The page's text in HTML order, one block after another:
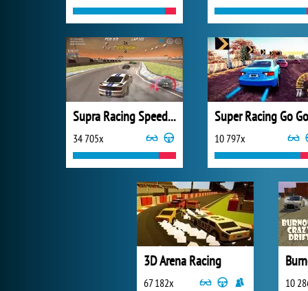
Supra Racing Speed Turbo Drift
34 705x 10 797x
3D Arena Racing
67 182x 10